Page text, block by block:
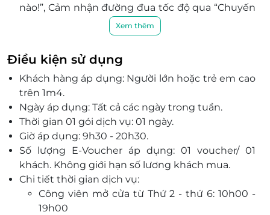
nào!”, Cảm nhận đường đua tốc độ qua “Chuyến
tàu xuyên không”, “Vòng xoay hạnh phúc” tại
tâm điểm tại bờ biển Bikini Beach cùng nhiều
hoạt động hấp dẫn khác.
Circus Land còn có các show diễn hoạt náo tạo
nên không khí lễ hội đầy màu sắc, nhấn mạnh
chủ đề gánh xiếc lưu động.
Với đội ngũ nhân viên trẻ trung, năng động, chu
đáo, nhiệt tình cùng chất lượng dịch vụ đẳng
cấp sẽ mang đến sự hài lòng nhất đến mọi
khách hàng.
Xem thêm
Điều kiện sử dụng
Khách hàng áp dụng: Người lớn hoặc trẻ em cao
trên 1m4.
Ngày áp dụng: Tất cả các ngày trong tuần.
Thời gian 01 gói dịch vụ: 01 ngày.
Giờ áp dụng: 9h30 - 20h30.
Số lượng E-Voucher áp dụng: 01 voucher/ 01
khách. Không giới hạn số lương khách mua.
Chi tiết thời gian dịch vụ:
Công viên mở cửa từ Thứ 2 - thứ 6: 10h00 -
19h00